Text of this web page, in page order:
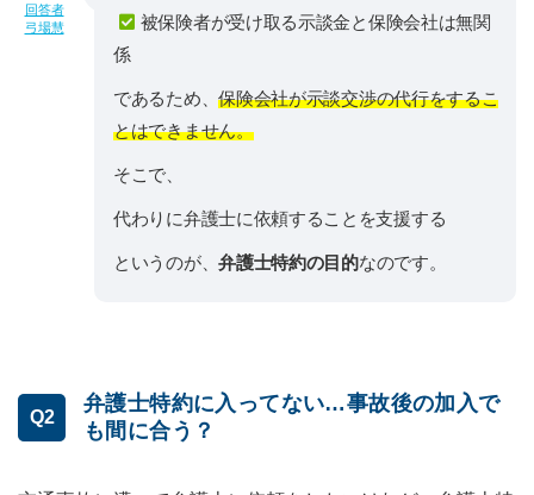
回答者
弓場慧
被保険者が受け取る示談金と保険会社は無関
係
であるため、保険会社が示談交渉の代行をするこ
とはできません。
そこで、
代わりに弁護士に依頼することを支援する
というのが、弁護士特約の目的なのです。
Q2
弁護士特約に入ってない…事故後の加入で
も間に合う？